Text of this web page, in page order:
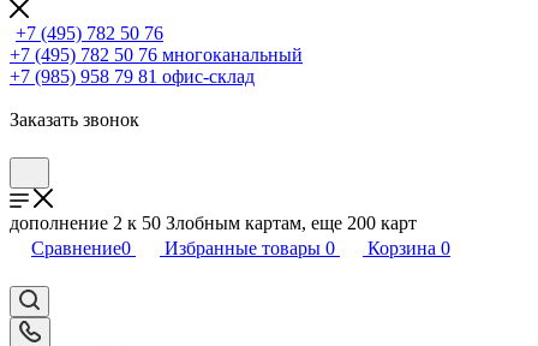
+7 (495) 782 50 76
+7 (495) 782 50 76 многоканальный
+7 (985) 958 79 81 офис-склад
Заказать звонок
дополнение 2 к 50 Злобным картам, еще 200 карт
Сравнение0 Избранные товары 0 Корзина 0